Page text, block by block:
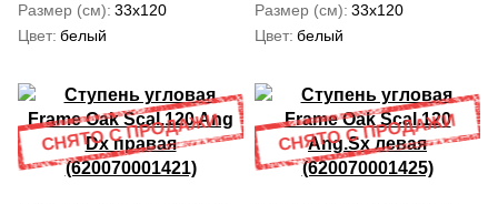
Размер (см) 33x120
Цвет белый
Размер (см) 33x120
Цвет белый